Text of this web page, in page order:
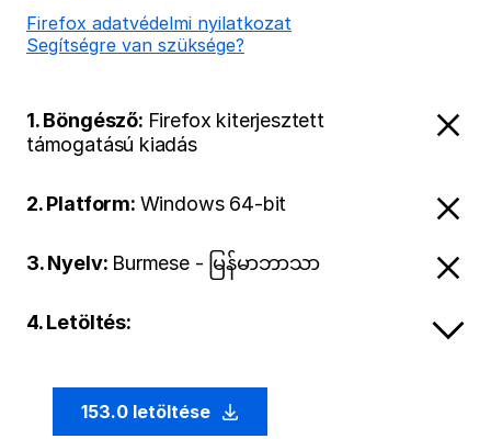
Firefox adatvédelmi nyilatkozat
Segítségre van szüksége?
1. Böngésző: Firefox kiterjesztett
támogatású kiadás
2. Platform: Windows 64-bit
3. Nyelv: Burmese - မြန်မာဘာသာ
4. Letöltés:
153.0 letöltése